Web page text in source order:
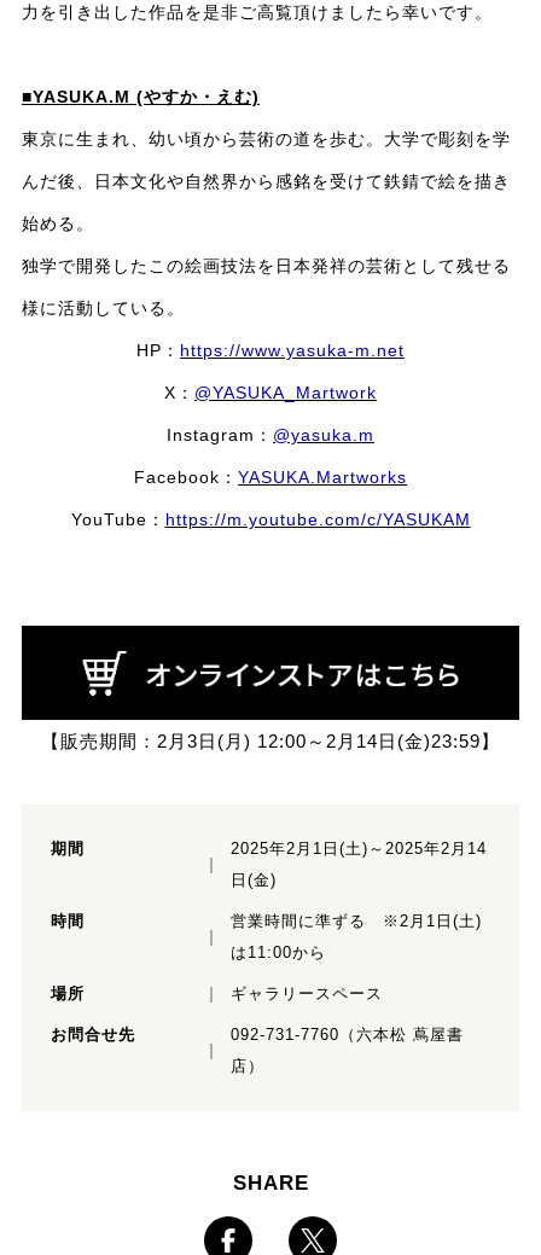
力を引き出した作品を是非ご高覧頂けましたら幸いです。
■YASUKA.M (やすか・えむ)
東京に生まれ、幼い頃から芸術の道を歩む。大学で彫刻を学
んだ後、日本文化や自然界から感銘を受けて鉄錆で絵を描き
始める。
独学で開発したこの絵画技法を日本発祥の芸術として残せる
様に活動している。
HP： https://www.yasuka-m.net
X： @YASUKA_Martwork
Instagram： @yasuka.m
Facebook： YASUKA.Martworks
YouTube： https://m.youtube.com/c/YASUKAM
【販売期間：2月3日(月) 12:00～2月14日(金)23:59】
期間
2025年2月1日(土)～2025年2月14
日(金)
時間
営業時間に準ずる ※2月1日(土)
は11:00から
場所 ギャラリースペース
お問合せ先
092-731-7760（六本松 蔦屋書
店）
SHARE